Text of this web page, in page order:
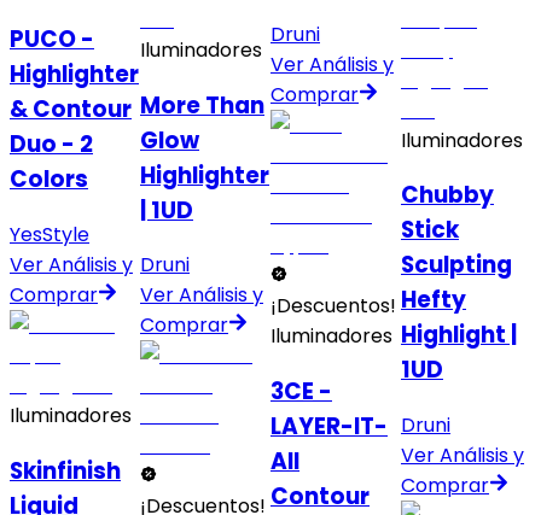
PUCO -
Highlighter
& Contour
Duo - 2
Colors
YesStyle
Ver Análisis y
Comprar
Iluminadores
Skinfinish
Liquid
Iluminadores
More Than
Glow
Highlighter
| 1UD
Druni
Ver Análisis y
Comprar
¡Descuentos!
Druni
Ver Análisis y
Comprar
¡Descuentos!
Iluminadores
3CE -
LAYER-IT-
All
Contour
Iluminadores
Chubby
Stick
Sculpting
Hefty
Highlight |
1UD
Druni
Ver Análisis y
Comprar